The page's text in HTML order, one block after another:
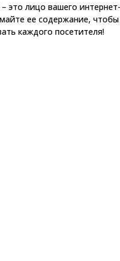
– это лицо вашего
ее содержание, чтобы
каждого посетителя!